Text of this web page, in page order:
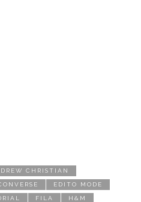
CHRISTIAN
EDITO MODE
FILA H&M